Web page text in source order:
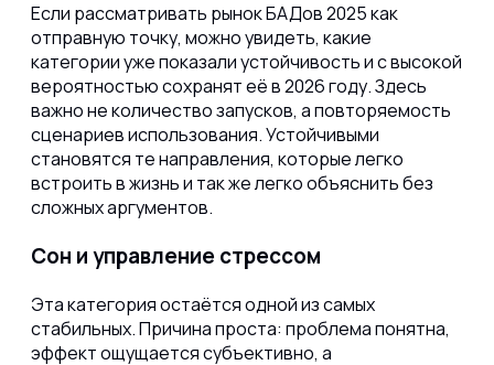
Если рассматривать рынок БАДов 2025 как
отправную точку, можно увидеть, какие
категории уже показали устойчивость и с высокой
вероятностью сохранят её в 2026 году. Здесь
важно не количество запусков, а повторяемость
сценариев использования. Устойчивыми
становятся те направления, которые легко
встроить в жизнь и так же легко объяснить без
сложных аргументов.
Сон и управление стрессом
Эта категория остаётся одной из самых
стабильных. Причина проста: проблема понятна,
эффект ощущается субъективно, а